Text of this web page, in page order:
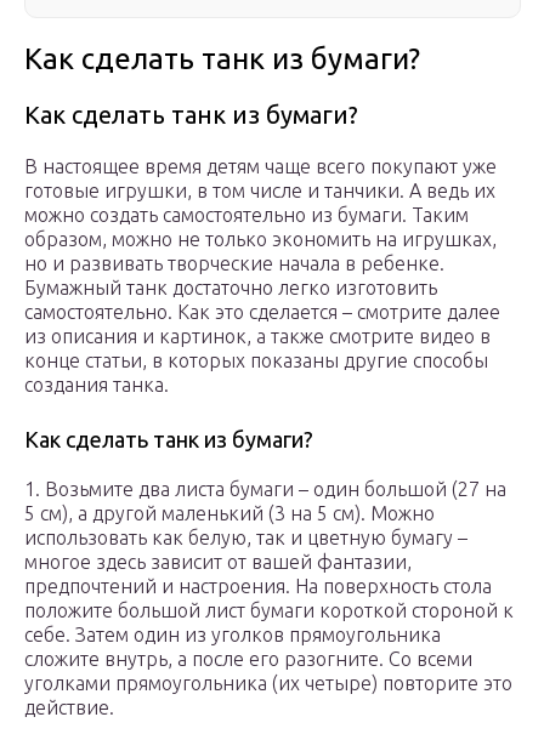
Как сделать танк из бумаги?
Как сделать танк из бумаги?
В настоящее время детям чаще всего покупают уже
готовые игрушки, в том числе и танчики. А ведь их
можно создать самостоятельно из бумаги. Таким
образом, можно не только экономить на игрушках,
но и развивать творческие начала в ребенке.
Бумажный танк достаточно легко изготовить
самостоятельно. Как это сделается – смотрите далее
из описания и картинок, а также смотрите видео в
конце статьи, в которых показаны другие способы
создания танка.
Как сделать танк из бумаги?
1. Возьмите два листа бумаги – один большой (27 на
5 см), а другой маленький (3 на 5 см). Можно
использовать как белую, так и цветную бумагу –
многое здесь зависит от вашей фантазии,
предпочтений и настроения. На поверхность стола
положите большой лист бумаги короткой стороной к
себе. Затем один из уголков прямоугольника
сложите внутрь, а после его разогните. Со всеми
уголками прямоугольника (их четыре) повторите это
действие.